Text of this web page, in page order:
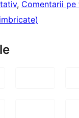
, Comentarii pe